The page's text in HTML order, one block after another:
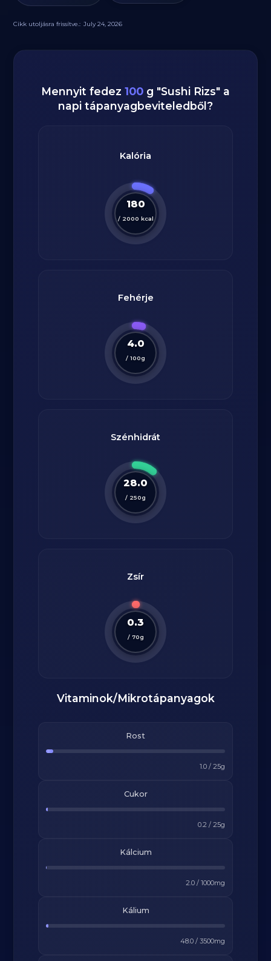
Cikk utoljásra frissítve.: July 24, 2026
Mennyit fedez 100 g "Sushi Rizs" a
napi tápanyagbeviteledből?
Kalória
180
/ 2000 kcal
Fehérje
4.0
/ 100g
Szénhidrát
28.0
/ 250g
Zsír
0.3
/ 70g
Vitaminok/Mikrotápanyagok
Rost
1.0/ 25g
Cukor
0.2/ 25g
Kálcium
2.0/ 1000mg
Kálium
48.0/ 3500mg